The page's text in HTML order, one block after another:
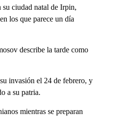
ciudad natal de Irpin,
los que parece un día
describe la tarde como
invasión el 24 de febrero, y
a su patria.
mientras se preparan